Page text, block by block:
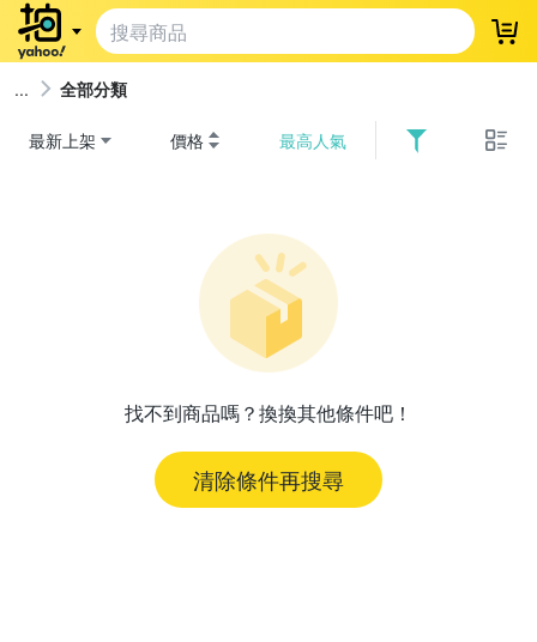
登
全部分類
最新上架 價格 最高人氣
找不到商品嗎？換換其他條件吧！
清除條件再搜尋